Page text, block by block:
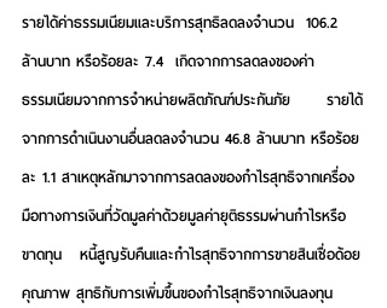
รายได้ค่าธรรมเนียมและบริการสุทธิลดลงจำนวน  106.2
ล้านบาท หรือร้อยละ 7.4  เกิดจากการลดลงของค่า
ธรรมเนียมจากการจำหน่ายผลิตภัณฑ์ประกันภัย      รายได้
จากการดำเนินงานอื่นลดลงจำนวน 46.8 ล้านบาท หรือร้อย
ละ 1.1 สาเหตุหลักมาจากการลดลงของกำไรสุทธิจากเครื่อง
มือทางการเงินที่วัดมูลค่าด้วยมูลค่ายุติธรรมผ่านกำไรหรือ
ขาดทุน   หนี้สูญรับคืนและกำไรสุทธิจากการขายสินเชื่อด้อย
คุณภาพ สุทธิกับการเพิ่มขึ้นของกำไรสุทธิจากเงินลงทุน